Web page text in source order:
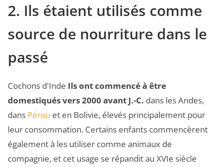
2. Ils étaient utilisés comme
source de nourriture dans le
passé
Cochons d'Inde Ils ont commencé à être
domestiqués vers 2000 avant J.-C. dans les Andes,
dans Pérou et en Bolivie, élevés principalement pour
leur consommation. Certains enfants commencèrent
également à les utiliser comme animaux de
compagnie, et cet usage se répandit au XVIe siècle